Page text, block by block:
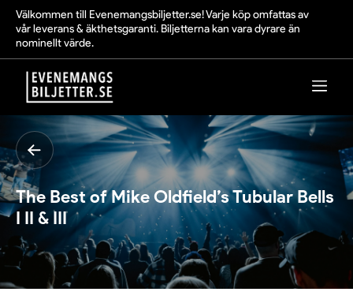
Välkommen till Evenemangsbiljetter.se! Varje köp omfattas av
vår leverans & äkthetsgaranti. Biljetterna kan vara dyrare än
nominellt värde.
The Best of Mike Oldfield’s Tubular Bells
I II & III